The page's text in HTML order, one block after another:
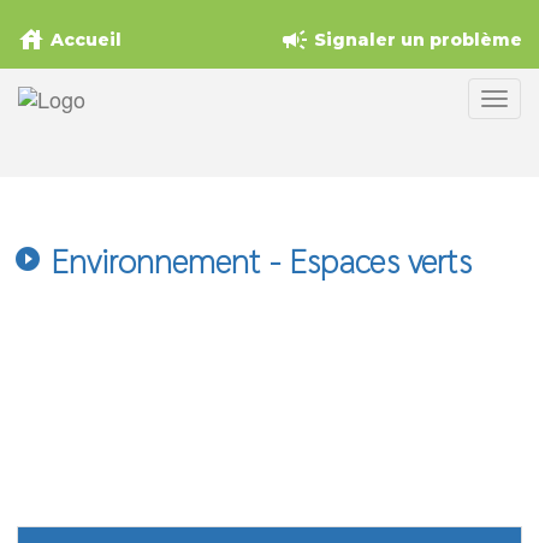
campaign Signaler un problème
house Accueil
play_circle_filled Environnement - Espaces verts